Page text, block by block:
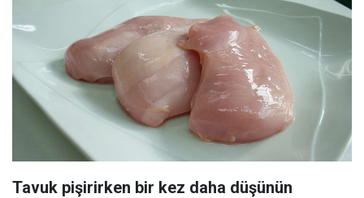
Tavuk pişirirken bir kez daha düşünün